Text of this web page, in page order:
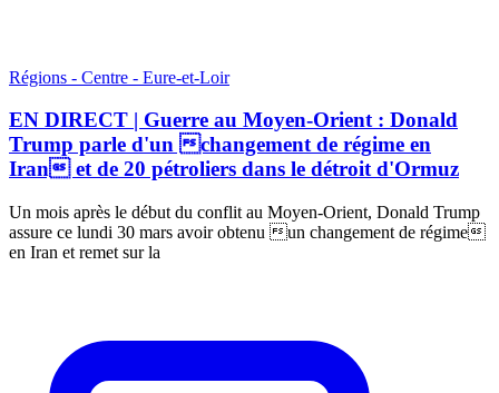
Régions - Centre - Eure-et-Loir
EN DIRECT | Guerre au Moyen-Orient : Donald
Trump parle d'un changement de régime en
Iran et de 20 pétroliers dans le détroit d'Ormuz
Un mois après le début du conflit au Moyen-Orient, Donald Trump
assure ce lundi 30 mars avoir obtenu un changement de régime
en Iran et remet sur la